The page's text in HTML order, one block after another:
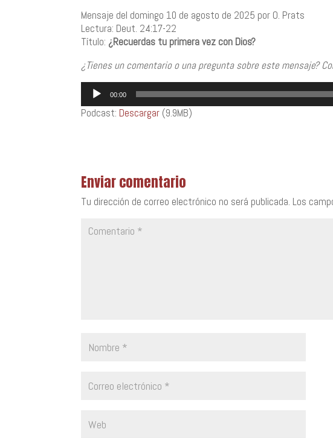
Mensaje del domingo 10 de agosto de 2025 por O. Prats
Lectura: Deut. 24:17-22
Título: ¿Recuerdas tu primera vez con Dios?
¿Tienes un comentario o una pregunta sobre este mensaje?
Reproductor
de
00:00
Podcast: Descargar (9.9MB)
Enviar comentario
Tu dirección de correo electrónico no será publicada. Los